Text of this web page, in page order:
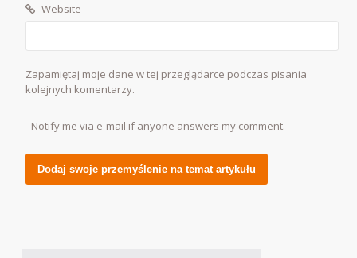
Website
Zapamiętaj moje dane w tej przeglądarce podczas pisania
kolejnych komentarzy.
Notify me via e-mail if anyone answers my comment.